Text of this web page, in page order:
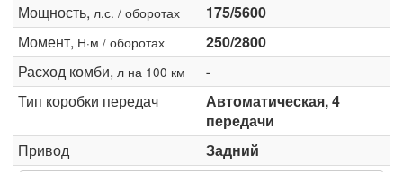
Мощность, л.с. / оборотах
175/5600
Момент, Н·м / оборотах
250/2800
Расход комби, л на 100 км
-
Тип коробки передач
Автоматическая, 4
передачи
Привод
Задний